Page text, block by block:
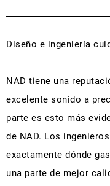
Diseño e ingeniería
NAD tiene una
excelente sonido a
parte es esto más
de NAD. Los
exactamente dónde
una parte de mejor